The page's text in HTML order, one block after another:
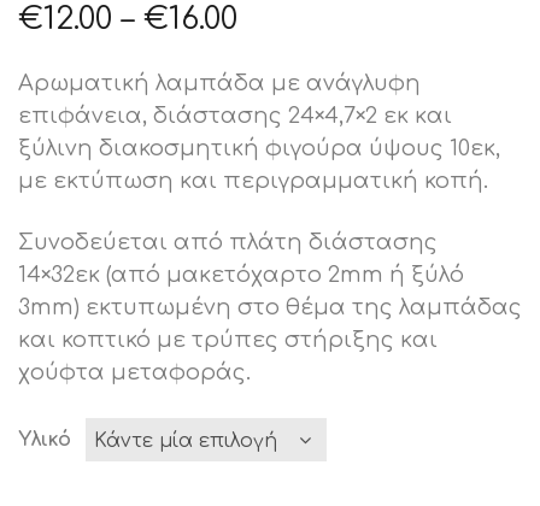
€12.00 – €16.00
Αρωματική λαμπάδα με ανάγλυφη
επιφάνεια, διάστασης 24×4,7×2 εκ και
ξύλινη διακοσμητική φιγούρα ύψους 10εκ,
με εκτύπωση και περιγραμματική κοπή.
Συνοδεύεται από πλάτη διάστασης
14×32εκ (από μακετόχαρτο 2mm ή ξύλό
3mm) εκτυπωμένη στο θέμα της λαμπάδας
και κοπτικό με τρύπες στήριξης και
χούφτα μεταφοράς.
Υλικό